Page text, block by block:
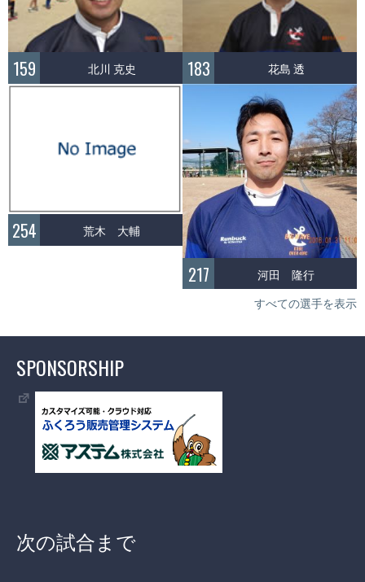
159 北川 克史 183 花島 透
254 荒木 大輔
217 河田 隆行
すべての選手を表示
SPONSORSHIP
次の試合まで